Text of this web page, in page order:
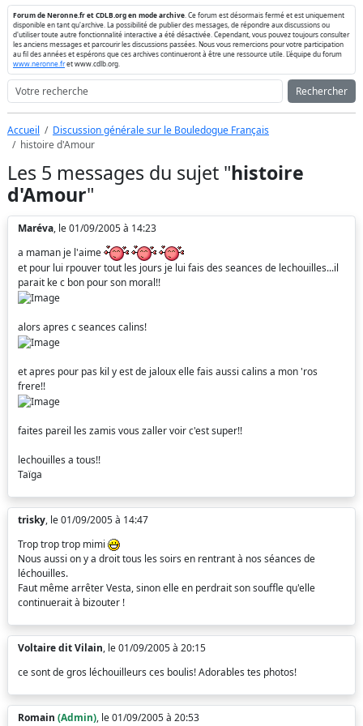
Forum de Neronne.fr et CDLB.org en mode archive . Ce forum est désormais fermé et est uniquement
disponible en tant qu'archive. La possibilité de publier des messages, de répondre aux discussions ou
d'utiliser toute autre fonctionnalité interactive a été désactivée. Cependant, vous pouvez toujours consulter
les anciens messages et parcourir les discussions passées. Nous vous remercions pour votre participation
au fil des années et espérons que ces archives continueront à être une ressource utile. L'équipe du forum
www.neronne.fret www.cdlb.org.
Rechercher
Accueil
Discussion générale sur le Bouledogue Français
histoire d'Amour
Les 5 messages du sujet "histoire
d'Amour"
Maréva, le 01/09/2005 à 14:23
a maman je l'aime
et pour lui rpouver tout les jours je lui fais des seances de lechouilles...il
parait ke c bon pour son moral!!
alors apres c seances calins!
et apres pour pas kil y est de jaloux elle fais aussi calins a mon 'ros
frere!!
faites pareil les zamis vous zaller voir c'est super!!
lechouilles a tous!!
Taïga
trisky, le 01/09/2005 à 14:47
Trop trop trop mimi
Nous aussi on y a droit tous les soirs en rentrant à nos séances de
léchouilles.
Faut même arrêter Vesta, sinon elle en perdrait son souffle qu'elle
continuerait à bizouter !
Voltaire dit Vilain, le 01/09/2005 à 20:15
ce sont de gros léchouilleurs ces boulis! Adorables tes photos!
Romain (Admin), le 01/09/2005 à 20:53